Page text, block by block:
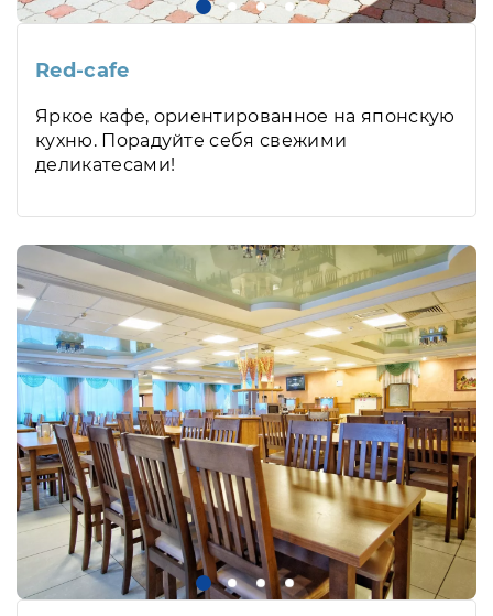
Red-cafe
Яркое кафе, ориентированное на японскую
кухню. Порадуйте себя свежими
деликатесами!